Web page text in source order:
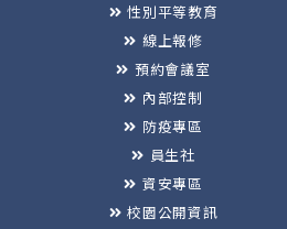
性別平等教育
線上報修
預約會議室
內部控制
防疫專區
員生社
資安專區
校園公開資訊